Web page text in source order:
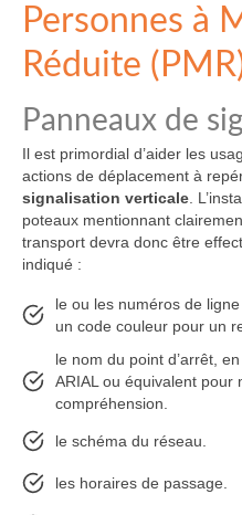
Personnes à
Réduite
Panneaux de
Il est primordial d’aider les
actions de déplacement à
signalisation verticale .
poteaux mentionnant
transport devra donc être
indiqué :
le ou les numéros de
un code couleur pour un
le nom du point d’arrêt,
ARIAL ou équivalent pour
compréhension.
le schéma du réseau.
les horaires de passage.